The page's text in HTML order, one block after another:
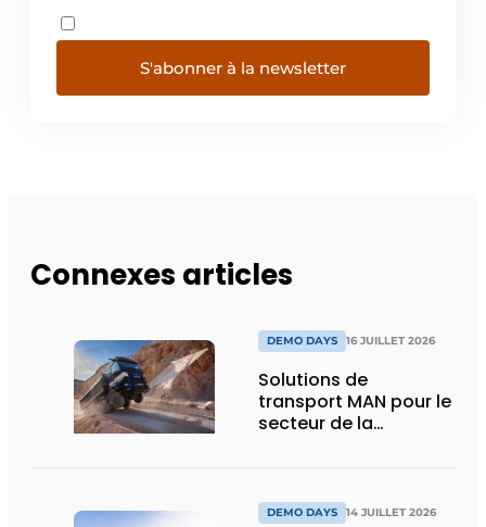
S'abonner à la newsletter
Connexes articles
DEMO DAYS 16 JUILLET 2026
Solutions de
transport MAN pour le
secteur de la
DEMO DAYS 14 JUILLET 2026